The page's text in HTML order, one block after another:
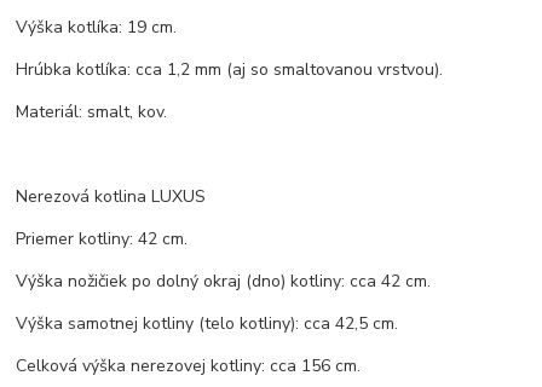
Výška kotlíka: 19 cm.
Hrúbka kotlíka: cca 1,2 mm (aj so smaltovanou vrstvou).
Materiál: smalt, kov.
Nerezová kotlina LUXUS
Priemer kotliny: 42 cm.
Výška nožičiek po dolný okraj (dno) kotliny: cca 42 cm.
Výška samotnej kotliny (telo kotliny): cca 42,5 cm.
Celková výška nerezovej kotliny: cca 156 cm.